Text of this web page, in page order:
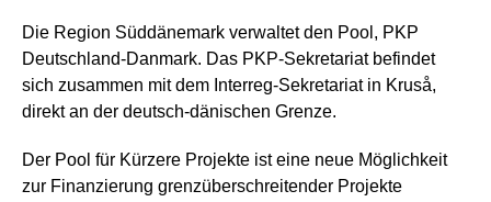
Die Region Süddänemark verwaltet den Pool, PKP
Deutschland-Danmark. Das PKP-Sekretariat befindet
sich zusammen mit dem Interreg-Sekretariat in Kruså,
direkt an der deutsch-dänischen Grenze.
Der Pool für Kürzere Projekte ist eine neue Möglichkeit
zur Finanzierung grenzüberschreitender Projekte